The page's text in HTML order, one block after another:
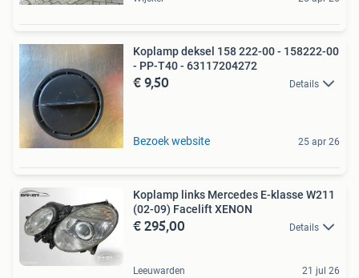
Koplamp deksel 158 222-00 - 158222-00
- PP-T40 - 63117204272
€ 9,50 Details
Bezoek website 25 apr 26
Koplamp links Mercedes E-klasse W211
(02-09) Facelift XENON
€ 295,00 Details
Leeuwarden 21 jul 26